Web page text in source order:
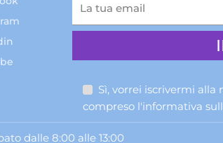
Sì, vorrei iscrivermi
compreso l'informativa
dalle 8:00 alle 13:00